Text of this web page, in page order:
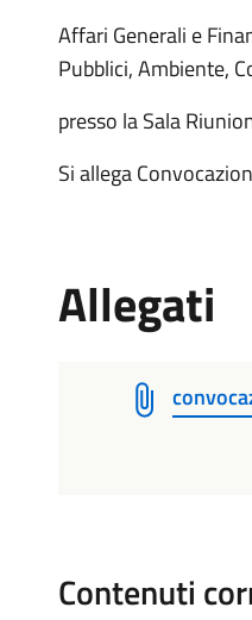
Affari Generali e
Pubblici, Ambiente,
presso la Sala
Si allega
Allegati
Contenuti